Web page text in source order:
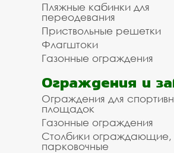
Пляжные кабинки для
переодевания
Приствольные решетки
Флагштоки
Газонные ограждения
Ограждения и
Ограждения для
площадок
Газонные ограждения
Столбики ограждающие,
парковочные